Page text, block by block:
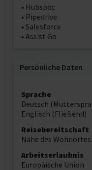
• Hubspot
• Pipedrive
• Salesforce
• Assist Go
Persönliche Daten
Sprache
Deutsch
Englisch (Fließend)
Reisebereitschaft
Nähe des Wohnortes
Arbeitserlaubnis
Europäische Union